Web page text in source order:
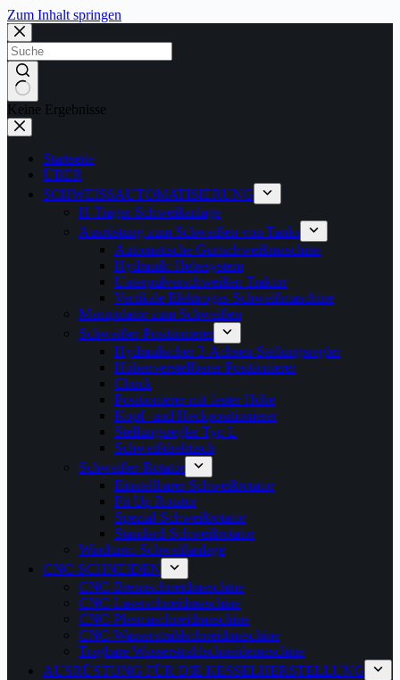
Zum Inhalt springen
Keine Ergebnisse
Startseite
ÜBER
SCHWEISSAUTOMATISIERUNG
H-Träger-Schweißanlage
Ausrüstung zum Schweißen von Tanks
Automatische Gurtschweißmaschine
Hydrauilc Hebesystem
Unterpulverschweißen Traktor
Vertikale Elektrogas-Schweißmaschine
Manipulator zum Schweißen
Schweißer-Positionierer
Hydraulischer 3-Achsen-Stellungsregler
Höhenverstellbarer Positionierer
Chuck
Positionierer mit fester Höhe
Kopf- und Heckpositionierer
Stellungsregler Typ L
Schweißdrehtisch
Schweißer-Rotator
Einstellbarer Schweißrotator
Fit Up Rotator
Spezial-Schweißrotator
Standard-Schweißrotator
Windturm-Schweißanlage
CNC-SCHNEIDEN
CNC-Brennschneidmaschine
CNC-Laserschneidmaschine
CNC-Plasmaschneidmaschine
CNC-Wasserstrahlschneidmaschine
Tragbare Wasserstrahlschneidemaschine
AUSRÜSTUNG FÜR DIE KESSELHERSTELLUNG